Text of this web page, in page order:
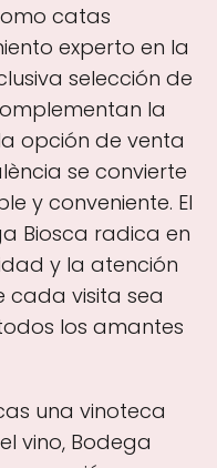
catas
experto en la
selección de
la
opción de venta
se convierte
y conveniente. El
Biosca radica en
y la atención
cada visita sea
los amantes
una vinoteca
vino, Bodega